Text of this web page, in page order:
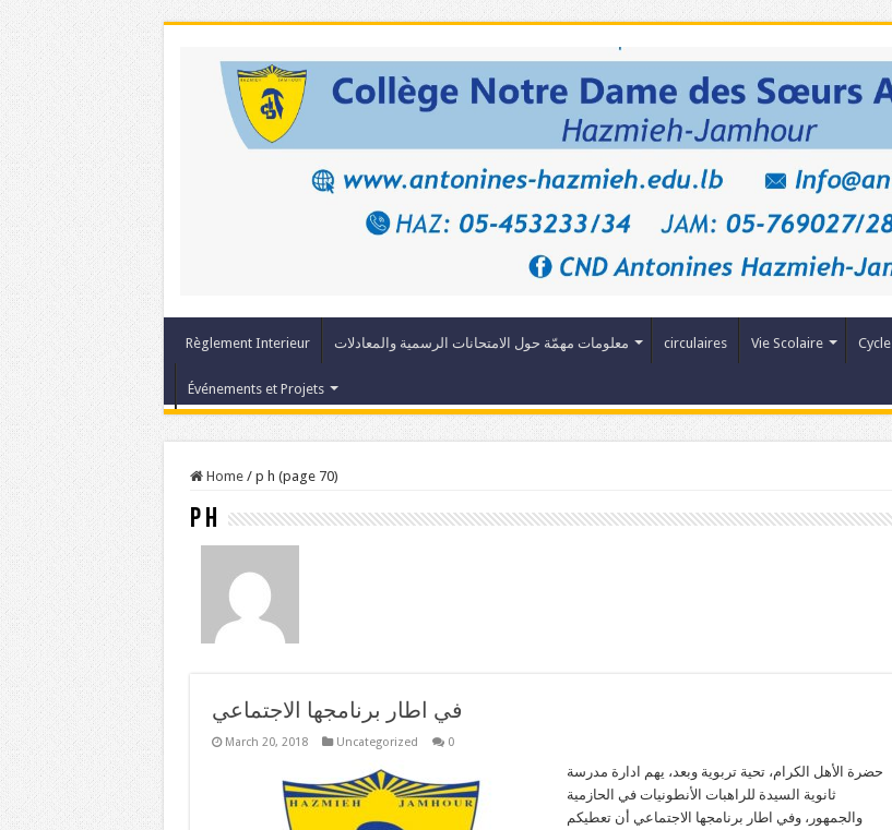
Règlement Interieur معلومات مهمّة حول الامتحانات الرسمية والمعادلات circulaires Vie Scolaire Cycle
Événements et Projets
Home / p h (page 70)
p h
في اطار برنامجها الاجتماعي
March 20, 2018 Uncategorized 0
حضرة الأهل الكرام، تحية تربوية وبعد، يهم ادارة مدرسة
ثانوية السيدة للراهبات الأنطونيات في الحازمية
والجمهور، وفي اطار برنامجها الاجتماعي أن تعطيكم